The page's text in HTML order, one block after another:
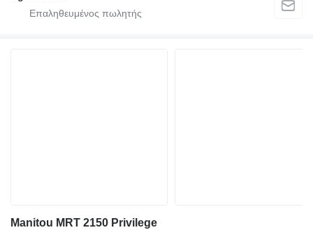
Manitou MRT 2150 Privilege